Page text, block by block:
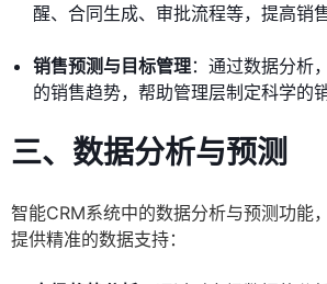
醒、合同生成、审批流程等，提高销
销售预测与目标管理：通过数据分析
的销售趋势，帮助管理层制定科学的
三、数据分析与预测
智能CRM系统中的数据分析与预测功能
提供精准的数据支持：